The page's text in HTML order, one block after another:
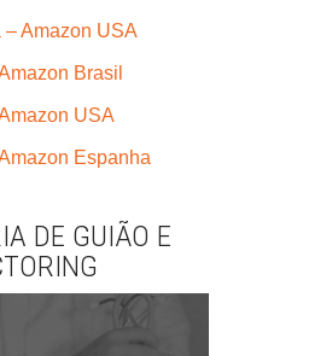
– Amazon USA
Brasil
USA
Espanha
DE GUIÃO E